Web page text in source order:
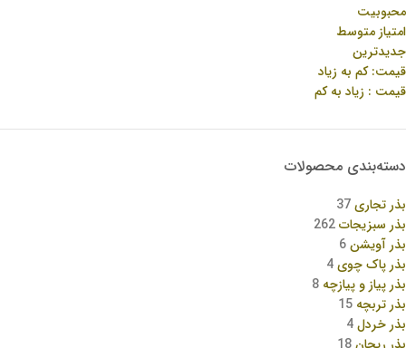
محبوبیت
امتیاز متوسط
جدیدترین
قیمت: کم به زیاد
قیمت : زیاد به کم
دسته‌بندی محصولات
بذر تجاری37
بذر سبزیجات262
بذر آویشن6
بذر پاک چوی4
بذر پیاز و پیازچه 8
بذر تربچه 15
بذر خردل4
بذر ریحان18